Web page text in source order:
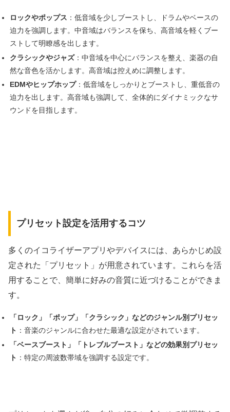
ロックやポップス ：低音域を少しブーストし、ドラムやベースの
迫力を強調します。中音域はバランスを保ち、高音域を軽くブー
ストして明瞭感を出します。
クラシックやジャズ：中音域を中心にバランスを整え、楽器の自
然な音色を活かします。高音域は控えめに調整します。
EDMやヒップホップ：低音域をしっかりとブーストし、重低音の
迫力を出します。高音域も強調して、全体的にダイナミックなサ
ウンドを目指します。
プリセット設定を活用するコツ
多くのイコライザーアプリやデバイスには、あらかじめ設
定された「プリセット」が用意されています。これらを活
用することで、簡単に好みの音質に近づけることができま
す。
「ロック」「ポップ」「クラシック」などのジャンル別プリセッ
ト ：音楽のジャンルに合わせた最適な設定がされています。
「ベースブースト」「トレブルブースト」などの効果別プリセッ
ト ：特定の周波数帯域を強調する設定です。